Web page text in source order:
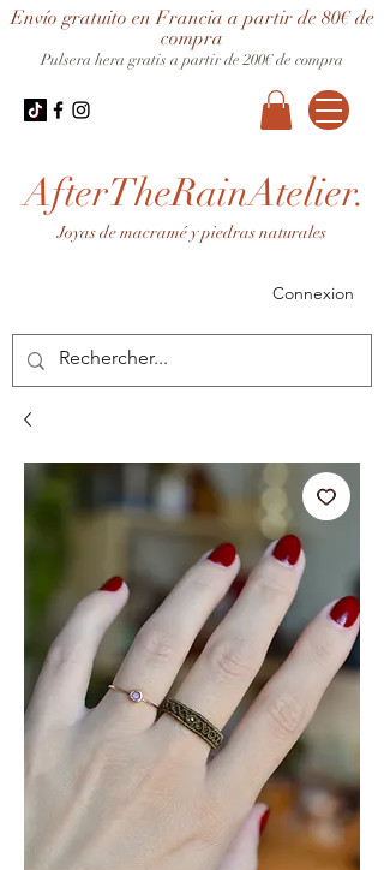
AfterTheRainAtelier.
Joyas de macramé y piedras naturales
Connexion
Envío gratuito en Francia a partir de 80€ de
compra
Pulsera hera gratis a partir de 200€ de compra